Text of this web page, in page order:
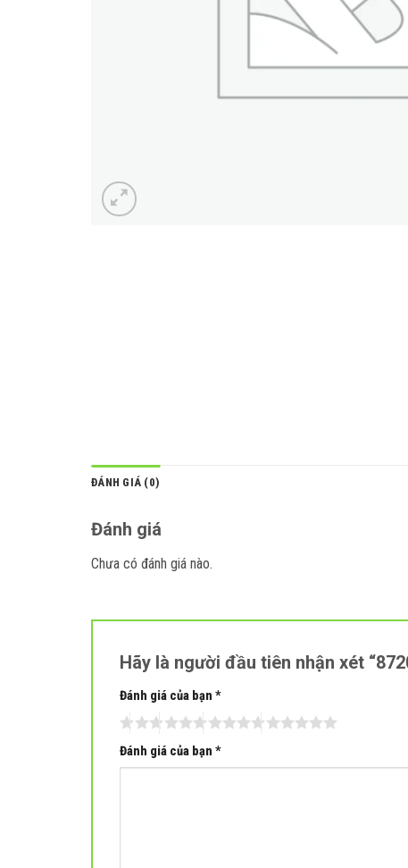
ĐÁNH GIÁ (0)
Đánh giá
Chưa có đánh giá nào.
Hãy là người đầu tiên nhận xét
Đánh giá của bạn *
Đánh giá của bạn *